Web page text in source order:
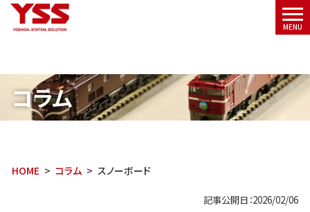
コラム
HOME コラム スノーボード
記事公開日：2026/02/06
メニ
MENU